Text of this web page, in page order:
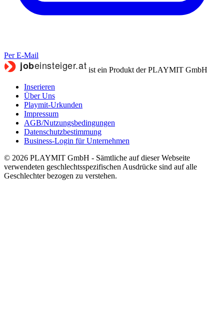
Per E-Mail
ist ein Produkt der PLAYMIT GmbH
Inserieren
Über Uns
Playmit-Urkunden
Impressum
AGB/Nutzungsbedingungen
Datenschutzbestimmung
Business-Login für Unternehmen
© 2026 PLAYMIT GmbH - Sämtliche auf dieser Webseite
verwendeten geschlechtsspezifischen Ausdrücke sind auf alle
Geschlechter bezogen zu verstehen.